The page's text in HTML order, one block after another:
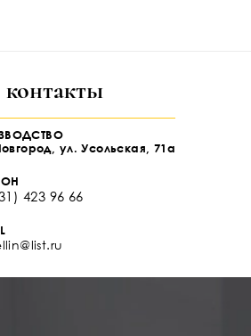
ул. Усольская, 71а
423 96 66